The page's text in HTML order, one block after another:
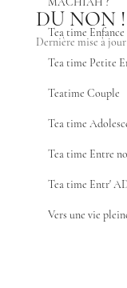
Tea time Enfance
Tea time Petite
Teatime Couple
Tea time
Tea time Entre
Tea time Entr'
Vers une vie
DU NON !
Dernière mise à jour